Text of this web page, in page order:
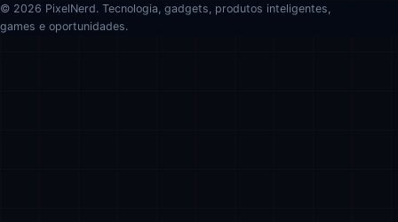
© 2026 PixelNerd. Tecnologia, gadgets, produtos inteligentes,
games e oportunidades.